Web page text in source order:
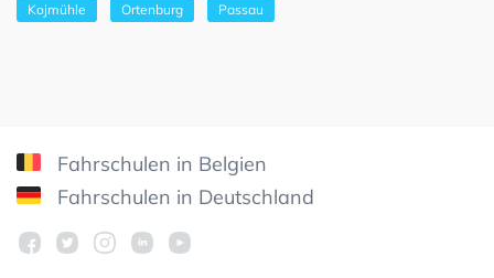
Kojmühle Ortenburg Passau
Fahrschulen in Belgien
Fahrschulen in Deutschland